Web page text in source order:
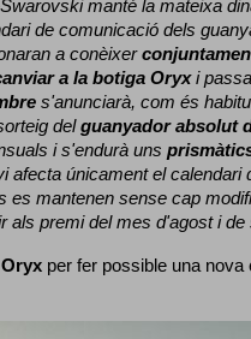
manté la mateixa
de comunicació dels
a conèixer
a la botiga Oryx i
s'anunciarà, com és
del guanyador absolut
i s'endurà uns
afecta únicament el
es mantenen sense cap
als premi del mes d'agost i de
Oryx per fer possible una nova